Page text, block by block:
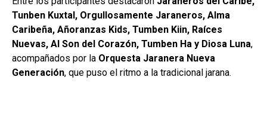
Tunben Kuxtal, Orgullosamente Jaraneros, Alma
Caribeña, Añoranzas Kids, Tumben Kiin, Raíces
Nuevas, Al Son del Corazón, Tumben Ha y Diosa Luna,
acompañados por la Orquesta Jaranera Nueva
Generación, que puso el ritmo a la tradicional jarana.